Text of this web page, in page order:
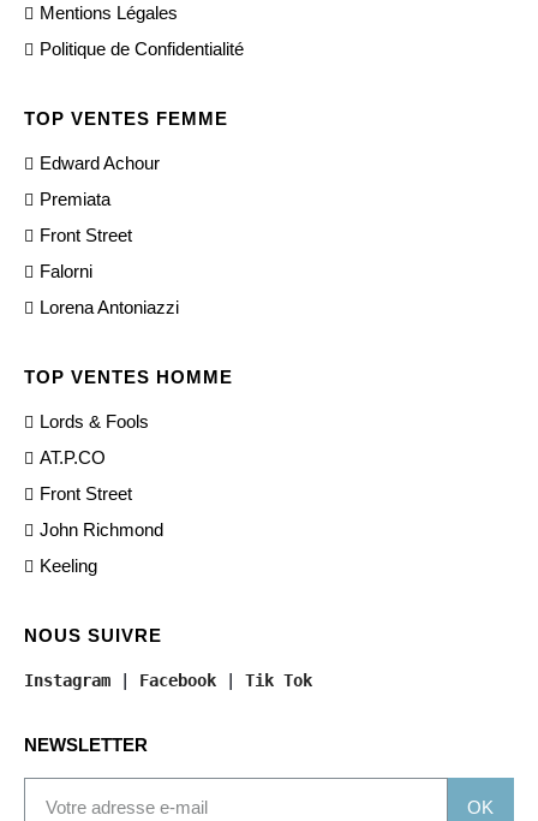
Mentions Légales
Politique de Confidentialité
TOP VENTES FEMME
Edward Achour
Premiata
Front Street
Falorni
Lorena Antoniazzi
TOP VENTES HOMME
Lords & Fools
AT.P.CO
Front Street
John Richmond
Keeling
NOUS SUIVRE
Instagram Facebook Tik Tok
NEWSLETTER
OK